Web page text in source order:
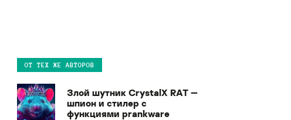
ОТ ТЕХ ЖЕ АВТОРОВ
Злой шутник CrystalX RAT —
шпион и стилер с
функциями prankware